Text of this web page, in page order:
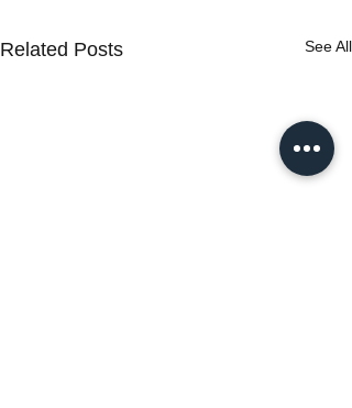
Related Posts See All